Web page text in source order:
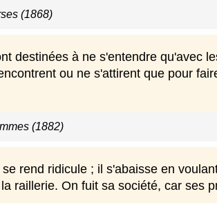
(1868)
destinées à ne s'entendre qu'avec
ou ne s'attirent que pour
(1882)
rend ridicule ; il s'abaisse en
raillerie. On fuit sa société, car ses